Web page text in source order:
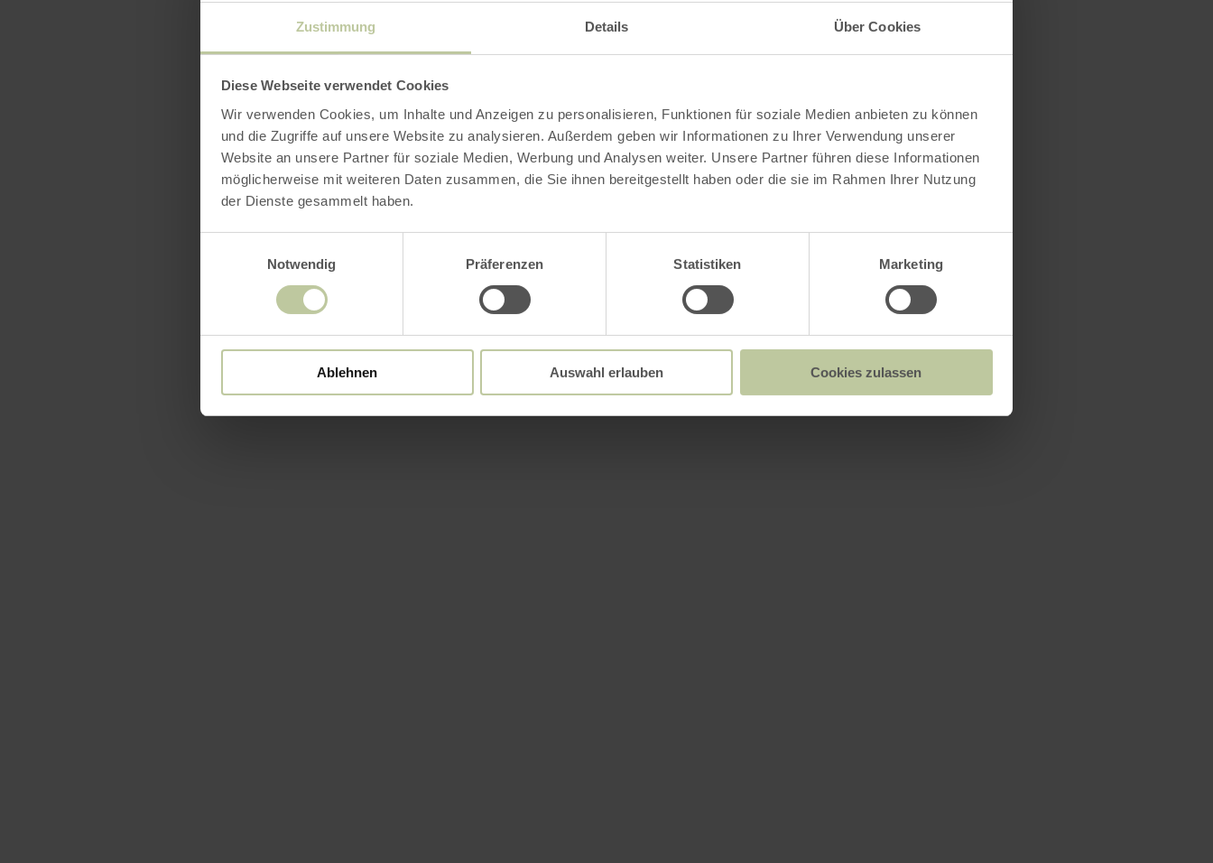
Zustimmung Details Über Cookies
Diese Webseite verwendet Cookies
Wir verwenden Cookies, um Inhalte und Anzeigen zu personalisieren, Funktionen für soziale Medien anbieten zu können
und die Zugriffe auf unsere Website zu analysieren. Außerdem geben wir Informationen zu Ihrer Verwendung unserer
Website an unsere Partner für soziale Medien, Werbung und Analysen weiter. Unsere Partner führen diese Informationen
möglicherweise mit weiteren Daten zusammen, die Sie ihnen bereitgestellt haben oder die sie im Rahmen Ihrer Nutzung
der Dienste gesammelt haben.
Notwendig
Präferenzen Statistiken Marketing
Ablehnen Auswahl erlauben Cookies zulassen